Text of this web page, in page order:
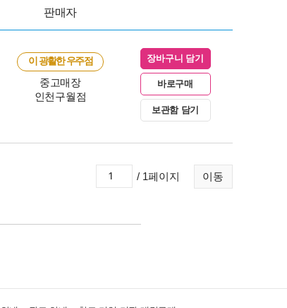
판매자
이 광활한 우주점
중고매장
인천구월점
장바구니 담기
바로구매
보관함 담기
이동
/ 1페이지